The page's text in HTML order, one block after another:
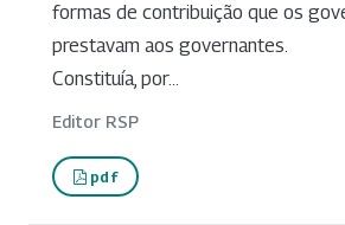
formas de contribuição que os
prestavam aos governantes.
Constituía, por...
Editor RSP
pdf